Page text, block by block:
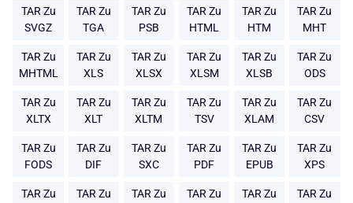
TAR Zu
SVGZ
TAR Zu
TGA
TAR Zu
PSB
TAR Zu
HTML
TAR Zu
HTM
TAR Zu
MHT
TAR Zu
MHTML
TAR Zu
XLS
TAR Zu
XLSX
TAR Zu
XLSM
TAR Zu
XLSB
TAR Zu
ODS
TAR Zu
XLTX
TAR Zu
XLT
TAR Zu
XLTM
TAR Zu
TSV
TAR Zu
XLAM
TAR Zu
CSV
TAR Zu
FODS
TAR Zu
DIF
TAR Zu
SXC
TAR Zu
PDF
TAR Zu
EPUB
TAR Zu
XPS
TAR Zu
TAR Zu
TAR Zu
TAR Zu
TAR Zu
TAR Zu